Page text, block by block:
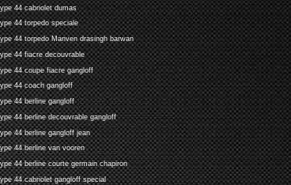
44 cabriolet dumas
44 torpedo speciale
44 torpedo Manven drasingh barwan
44 fiacre decouvrable
44 coupe fiacre gangloff
44 coach gangloff
44 berline gangloff
44 berline decouvrable gangloff
44 berline gangloff jean
44 berline van vooren
44 berline courte germain chapiron
44 cabriolet gangloff special